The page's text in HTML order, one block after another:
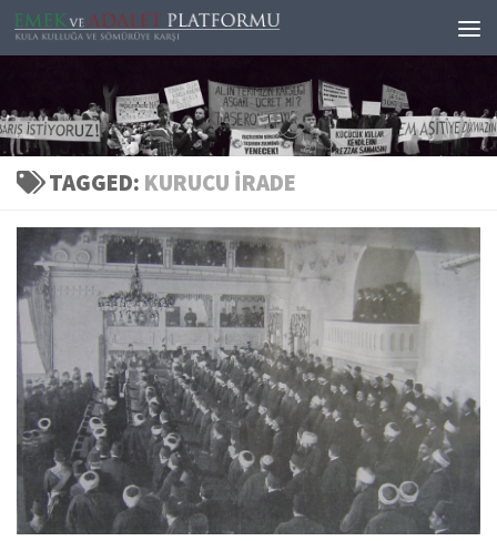
Skip to content
TAGGED: KURUCU IRADE